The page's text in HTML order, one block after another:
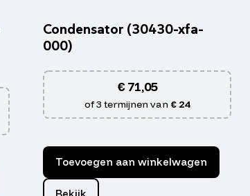
Condensator (30430-xfa-
000)
€71,05
of 3 termijnen van € 24
Toevoegen aan winkelwagen